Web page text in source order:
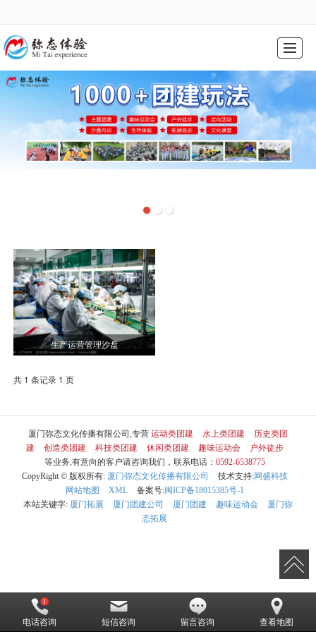
首页 课程系列 会奖旅游 基地介绍 精选案例 新闻动态
生产运营管理沙盘
共 1 条记录 1 页
厦门弥态文化传播有限公司,专营 运动类团建 水上类团建
历史类团
建
创造类团建 科技类团建 休闲类团建 趣味运动会
户外徒步
等业务,有意向的客户请咨询我们，联系电话： 0592-6538775
CopyRight © 版权所有: 厦门弥态文化传播有限公司 技术支持:网盛科技
网站地图
XML 备案号:闽ICP备18015385号-1
本站关键字: 厦门拓展 厦门团建公司 厦门团建 趣味运动会
厦门弥
态拓展
电话咨询 短信咨询 留言咨询 查看地图